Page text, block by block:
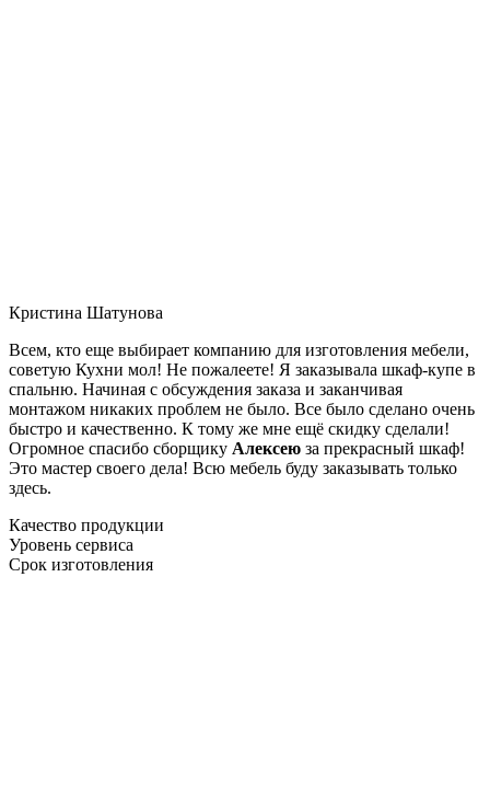
Кристина Шатунова
Всем, кто еще выбирает компанию для изготовления мебели,
советую Кухни мол! Не пожалеете! Я заказывала шкаф-купе в
спальню. Начиная с обсуждения заказа и заканчивая
монтажом никаких проблем не было. Все было сделано очень
быстро и качественно. К тому же мне ещё скидку сделали!
Огромное спасибо сборщику Алексею за прекрасный шкаф!
Это мастер своего дела! Всю мебель буду заказывать только
здесь.
Качество продукции
Уровень сервиса
Срок изготовления